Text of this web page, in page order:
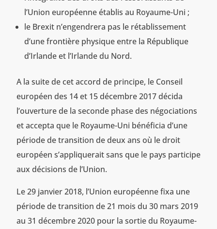
l’Union européenne établis au Royaume-Uni ;
le Brexit n’engendrera pas le rétablissement
d’une frontière physique entre la République
d’Irlande et l’Irlande du Nord.
A la suite de cet accord de principe, le Conseil
européen des 14 et 15 décembre 2017 décida
l’ouverture de la seconde phase des négociations
et accepta que le Royaume-Uni bénéficia d’une
période de transition de deux ans où le droit
européen s’appliquerait sans que le pays participe
aux décisions de l’Union.
Le 29 janvier 2018, l’Union européenne fixa une
période de transition de 21 mois du 30 mars 2019
au 31 décembre 2020 pour la sortie du Royaume-